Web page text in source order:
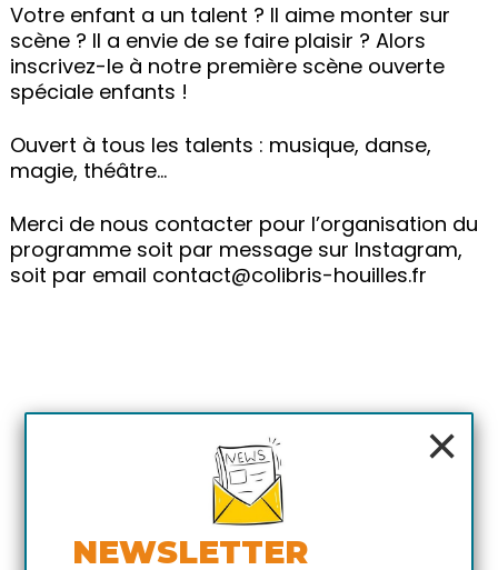
Votre enfant a un talent ? Il aime monter sur
scène ? Il a envie de se faire plaisir ? Alors
inscrivez-le à notre première scène ouverte
spéciale enfants !
Ouvert à tous les talents : musique, danse,
magie, théâtre…
Merci de nous contacter pour l’organisation du
programme soit par message sur Instagram,
soit par email contact@colibris-houilles.fr
×
NEWSLETTER